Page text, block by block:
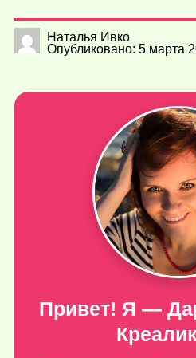
Наталья Ивко
Опубликовано: 5 марта
Привет! Я —